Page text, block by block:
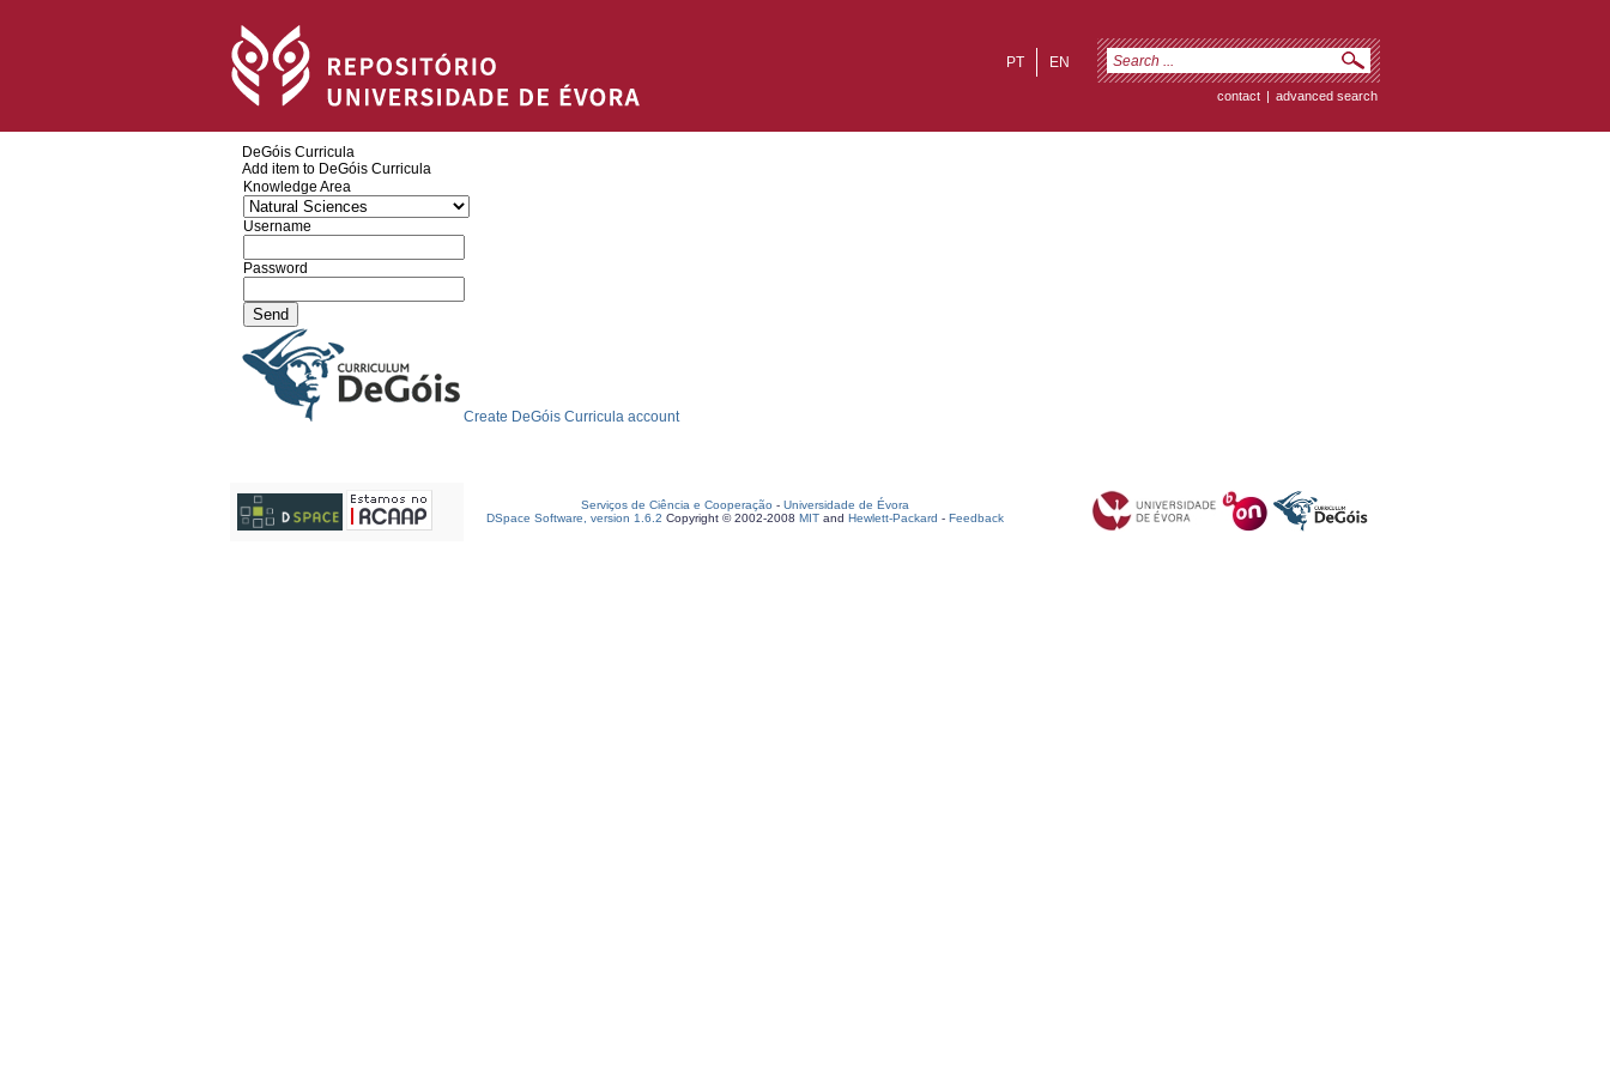
EN
PT
contact | advanced search
DeGóis Curricula
Add item to DeGóis Curricula
Knowledge Area
Username
Password
Create DeGóis Curricula account
Serviços de Ciência e Cooperação - Universidade de Évora
DSpace Software, version 1.6.2 Copyright © 2002-2008 MIT and Hewlett-Packard - Feedback